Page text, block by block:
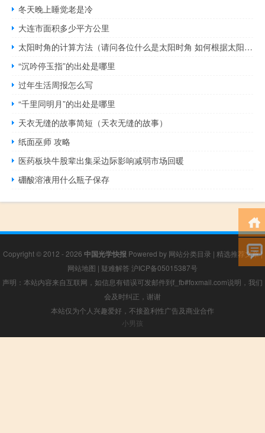
冬天晚上睡觉老是冷
大连市面积多少平方公里
太阳时角的计算方法（请问各位什么是太阳时角 如何根据太阳时角来计算时间）
“沉吟停玉指”的出处是哪里
过年生活周报怎么写
“千里同明月”的出处是哪里
天衣无缝的故事简短（天衣无缝的故事）
纸面巫师 攻略
医药板块牛股辈出集采边际影响减弱市场回暖
硼酸溶液用什么瓶子保存
Copyright © 2012 - 2026 中国光学快报 Powered by 网站分类目录 | 精选推荐文章|
网站地图 | 疑难解答 沪ICP备05015387号
声明：本站内容来自互联网，如信息有错误可发邮件到f_fb#foxmail.com说明，我们
会及时纠正，谢谢
本站仅为个人兴趣爱好，不接盈利性广告及商业合作
小男孩